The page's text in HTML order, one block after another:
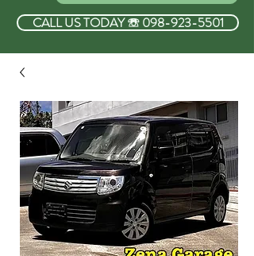
CALL US TODAY ☏ 098-923-5501